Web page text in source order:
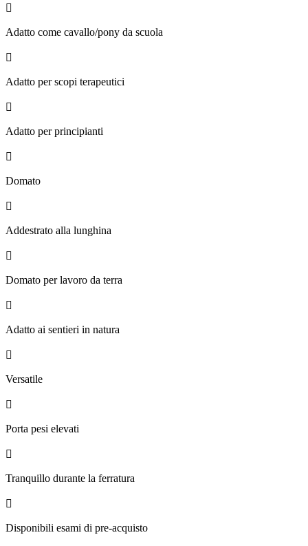

Adatto come cavallo/pony da scuola

Adatto per scopi terapeutici

Adatto per principianti

Domato

Addestrato alla lunghina

Domato per lavoro da terra

Adatto ai sentieri in natura

Versatile

Porta pesi elevati

Tranquillo durante la ferratura

Disponibili esami di pre-acquisto